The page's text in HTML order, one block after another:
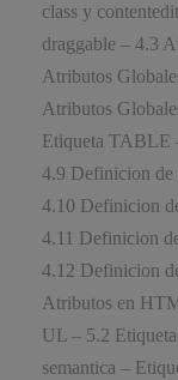
class y
draggable – 4.3
Atributos
Atributos
Etiqueta TABLE
4.9 Definicion de
4.10 Definicion
4.11 Definicion
4.12 Definicion
Atributos en
UL – 5.2
semantica –